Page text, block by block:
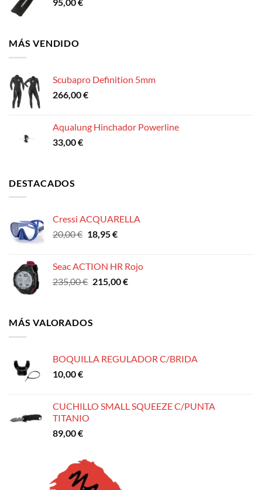
95,00€
MÁS VENDIDO
Scubapro Definition 5mm
266,00€
Aqualung Hinchador Powerline
33,00€
DESTACADOS
Cressi ACQUARELLA
20,00€ El
era:
20,00 €.
18,95€El
es:
18,95 €.
Seac ACTION HR Rojo
235,00€ El
era:
215,00€El
MÁS VALORADOS
BOQUILLA REGULADOR C/BRIDA
10,00€
CUCHILLO SMALL SQUEEZE C/PUNTA
TITANIO
89,00€